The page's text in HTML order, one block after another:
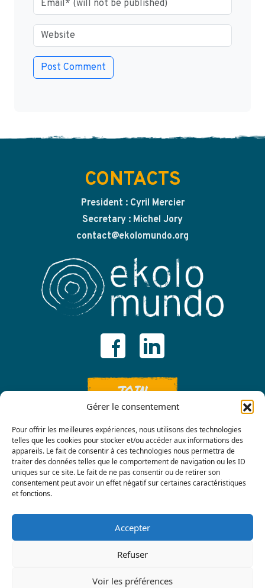
Gérer le consentement
Pour offrir les meilleures expériences, nous utilisons des technologies
telles que les cookies pour stocker et/ou accéder aux informations des
appareils. Le fait de consentir à ces technologies nous permettra de
traiter des données telles que le comportement de navigation ou les ID
uniques sur ce site. Le fait de ne pas consentir ou de retirer son
consentement peut avoir un effet négatif sur certaines caractéristiques
et fonctions.
Accepter
Refuser
Voir les préférences
CONTACTS
President : Cyril Mercier
Secretary : Michel Jory
contact@ekolomundo.org
JOIN
Contact us